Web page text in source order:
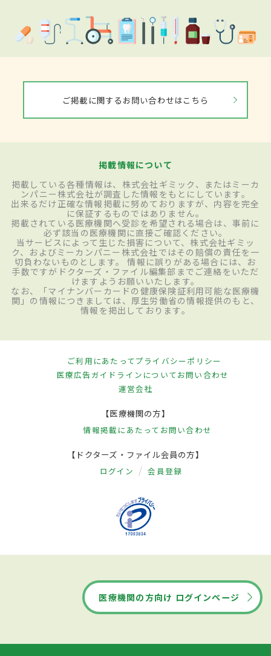
ご掲載に関するお問い合わせはこちら
掲載情報について
掲載している各種情報は、株式会社ギミック、またはミーカ
ンパニー株式会社が調査した情報をもとにしています。
出来るだけ正確な情報掲載に努めておりますが、内容を完全
に保証するものではありません。
掲載されている医療機関へ受診を希望される場合は、事前に
必ず該当の医療機関に直接ご確認ください。
当サービスによって生じた損害について、株式会社ギミッ
ク、およびミーカンパニー株式会社ではその賠償の責任を一
切負わないものとします。 情報に誤りがある場合には、お
手数ですがドクターズ・ファイル編集部までご連絡をいただ
けますようお願いいたします。
なお、「マイナンバーカードの健康保険証利用可能な医療機
関」の情報につきましては、厚生労働省の情報提供のもと、
情報を掲出しております。
ご利用にあたってプライバシーポリシー
医療広告ガイドラインについてお問い合わせ
運営会社
【医療機関の方】
情報掲載にあたって お問い合わせ
【ドクターズ・ファイル会員の方】
ログイン 会員登録
医療機関の方向け ログインページ